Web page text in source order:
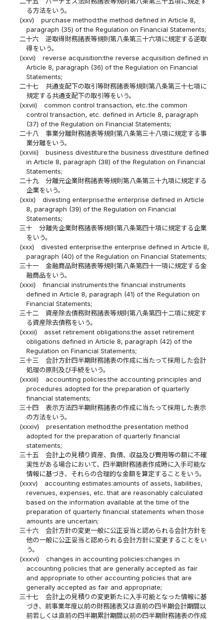
る方法をいう。
(xxv)
purchase method:the method defined in Article 8,
paragraph (35) of the Regulation on Financial Statements;
二十六
逆取得財務諸表等規則第八条第三十六項に規定する逆取
得をいう。
(xxvi)
reverse acquisition:the reverse acquisition defined in
Article 8, paragraph (36) of the Regulation on Financial
Statements;
二十七
共通支配下の取引等財務諸表等規則第八条第三十七項に
規定する共通支配下の取引等をいう。
(xxvii)
common control transaction, etc.:the common
control transaction, etc. defined in Article 8, paragraph
(37) of the Regulation on Financial Statements;
二十八
事業分離財務諸表等規則第八条第三十八項に規定する事
業分離をいう。
(xxviii)
business divestiture:the business divestiture defined
in Article 8, paragraph (38) of the Regulation on Financial
Statements;
二十九
分離元企業財務諸表等規則第八条第三十九項に規定する
企業をいう。
(xxix)
divesting enterprise:the enterprise defined in Article
8, paragraph (39) of the Regulation on Financial
Statements;
三十
分離先企業財務諸表等規則第八条第四十項に規定する企業
をいう。
(xxx)
divested enterprise:the enterprise defined in Article 8,
paragraph (40) of the Regulation on Financial Statements;
三十一
金融商品財務諸表等規則第八条第四十一項に規定する金
融商品をいう。
(xxxi)
financial instruments:the financial instruments
defined in Article 8, paragraph (41) of the Regulation on
Financial Statements;
三十二
資産除去債務財務諸表等規則第八条第四十二項に規定す
る資産除去債務をいう。
(xxxii)
asset retirement obligations:the asset retirement
obligations defined in Article 8, paragraph (42) of the
Regulation on Financial Statements;
三十三
会計方針四半期財務諸表の作成に当たって採用した会計
処理の原則及び手続をいう。
(xxxiii)
accounting policies:the accounting principles and
procedures adopted for the preparation of quarterly
financial statements;
三十四
表示方法四半期財務諸表の作成に当たって採用した表示
の方法をいう。
(xxxiv)
presentation method:the presentation method
adopted for the preparation of quarterly financial
statements;
三十五
会計上の見積り資産、負債、収益及び費用等の額に不確
実性がある場合において、四半期財務諸表作成時に入手可能な
情報に基づき、それらの合理的な金額を算定することをいう。
(xxxv)
accounting estimates:amounts of assets, liabilities,
revenues, expenses, etc. that are reasonably calculated
based on the information available at the time of the
preparation of quarterly financial statements when those
amounts are uncertain;
三十六
会計方針の変更一般に公正妥当と認められる会計方針を
他の一般に公正妥当と認められる会計方針に変更することをい
う。
(xxxvi)
changes in accounting policies:changes in
accounting policies that are generally accepted as fair
and appropriate to other accounting policies that are
generally accepted as fair and appropriate;
三十七
会計上の見積りの変更新たに入手可能となった情報に基
づき、前事業年度以前の財務諸表又は直前の四半期会計期間以
前若しくは直前の四半期累計期間以前の四半期財務諸表の作成